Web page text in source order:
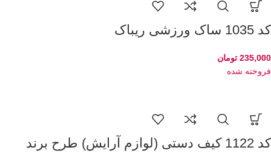
کد 1035 ساک ورزشی ریباک
235,000 تومان
فروخته شده
کد 1122 کیف دستی (لوازم آرایش) طرح برند